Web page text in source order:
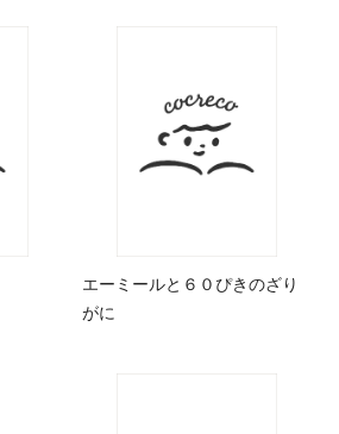
エーミールと６０ぴきのざり
がに